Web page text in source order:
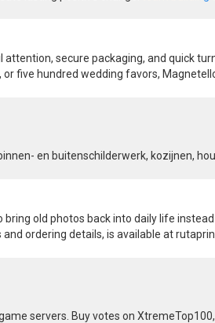
secure packaging, and quick
five hundred wedding favors,
en buitenschilderwerk, kozijnen,
old photos back into daily life
ordering details, is available at
servers. Buy votes on